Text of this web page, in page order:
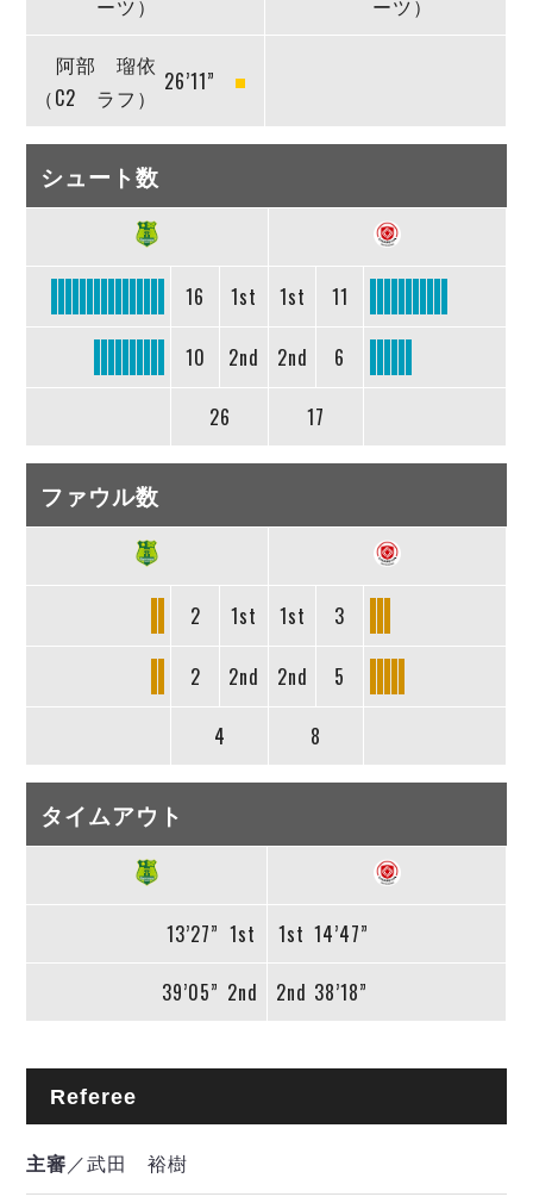
ーツ） ーツ）
阿部 瑠依
（C2 ラフ）
26’11”
シュート数
16 1st 1st 11
10 2nd 2nd 6
26 17
ファウル数
2 1st 1st 3
2 2nd 2nd 5
4 8
タイムアウト
13’27” 1st 1st 14’47”
39’05” 2nd 2nd 38’18”
Referee
主審 ／武田 裕樹